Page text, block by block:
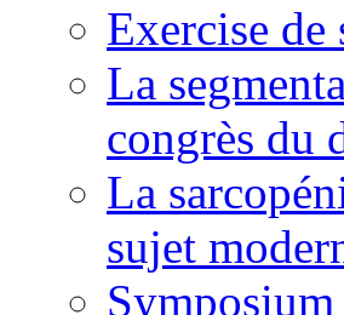
Exercise de
La
congrès du
La
sujet